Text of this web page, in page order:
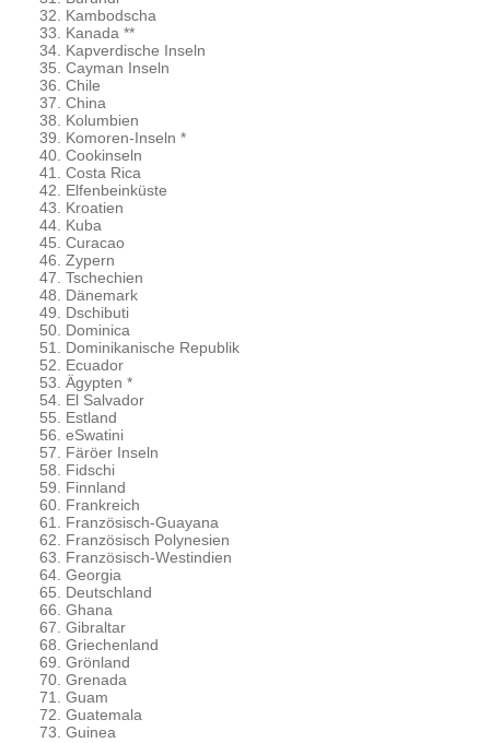
Kambodscha
Kanada **
Kapverdische Inseln
Cayman Inseln
Chile
China
Kolumbien
Komoren-Inseln *
Cookinseln
Costa Rica
Elfenbeinküste
Kroatien
Kuba
Curacao
Zypern
Tschechien
Dänemark
Dschibuti
Dominica
Dominikanische Republik
Ecuador
Ägypten *
El Salvador
Estland
eSwatini
Färöer Inseln
Fidschi
Finnland
Frankreich
Französisch-Guayana
Französisch Polynesien
Französisch-Westindien
Georgia
Deutschland
Ghana
Gibraltar
Griechenland
Grönland
Grenada
Guam
Guatemala
Guinea